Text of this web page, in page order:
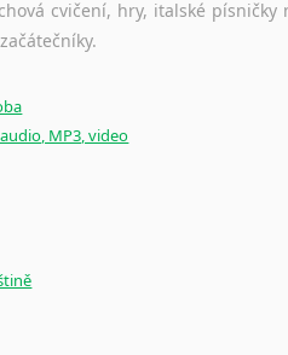
cvičení, hry, italské
MP3, video